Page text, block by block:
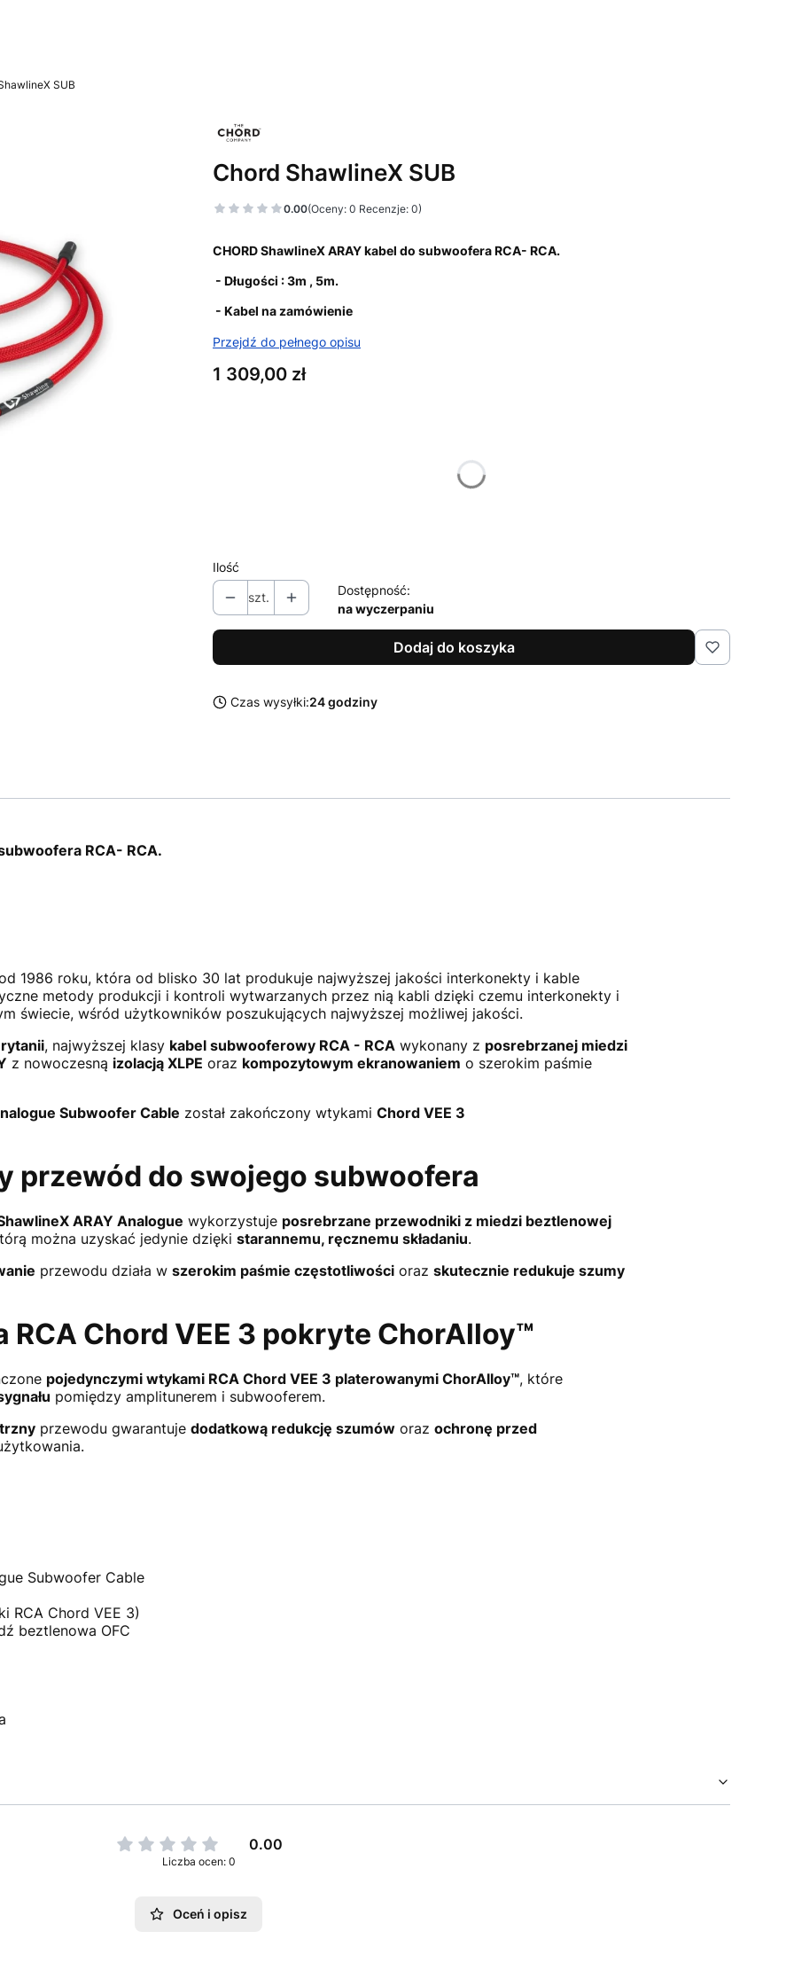
SUB
Chord ShawlineX SUB
0.00(Oceny: 0 Recenzje: 0)
CHORD ShawlineX ARAY kabel do subwoofera RCA- RCA.
- Długości : 3m , 5m.
- Kabel na zamówienie
Przejdź do pełnego opisu
Cena
1 309,00 zł
Ilość
szt.
Dostępność:
na wyczerpaniu
Dodaj do koszyka
Czas wysyłki:24 godziny
RCA- RCA.
1986 roku, która od blisko 30 lat produkuje najwyższej jakości interkonekty i kable
metody produkcji i kontroli wytwarzanych przez nią kabli dzięki czemu interkonekty i
świecie, wśród użytkowników poszukujących najwyższej możliwej jakości.
, najwyższej klasy kabel subwooferowy RCA - RCAwykonany z posrebrzanej miedzi
z nowoczesną izolacją XLPE oraz kompozytowym ekranowaniem o szerokim paśmie
Subwoofer Cable został zakończony wtykami Chord VEE 3
przewód do swojego subwoofera
ARAY Analogue wykorzystuje posrebrzane przewodniki z miedzi beztlenowej
można uzyskać jedynie dzięki starannemu, ręcznemu składaniu.
przewodu działa w szerokim paśmie częstotliwościoraz skutecznie redukuje szumy
RCA Chord VEE 3 pokryte ChorAlloy™
pojedynczymi wtykami RCA Chord VEE 3 platerowanymi ChorAlloy™, które
pomiędzy amplitunerem i subwooferem.
przewodu gwarantuje dodatkową redukcję szumóworaz ochronę przed
Subwoofer Cable
RCA Chord VEE 3)
beztlenowa OFC
0.00
Liczba ocen: 0
Oceń i opisz